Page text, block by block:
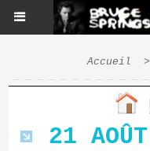
Accueil >
21